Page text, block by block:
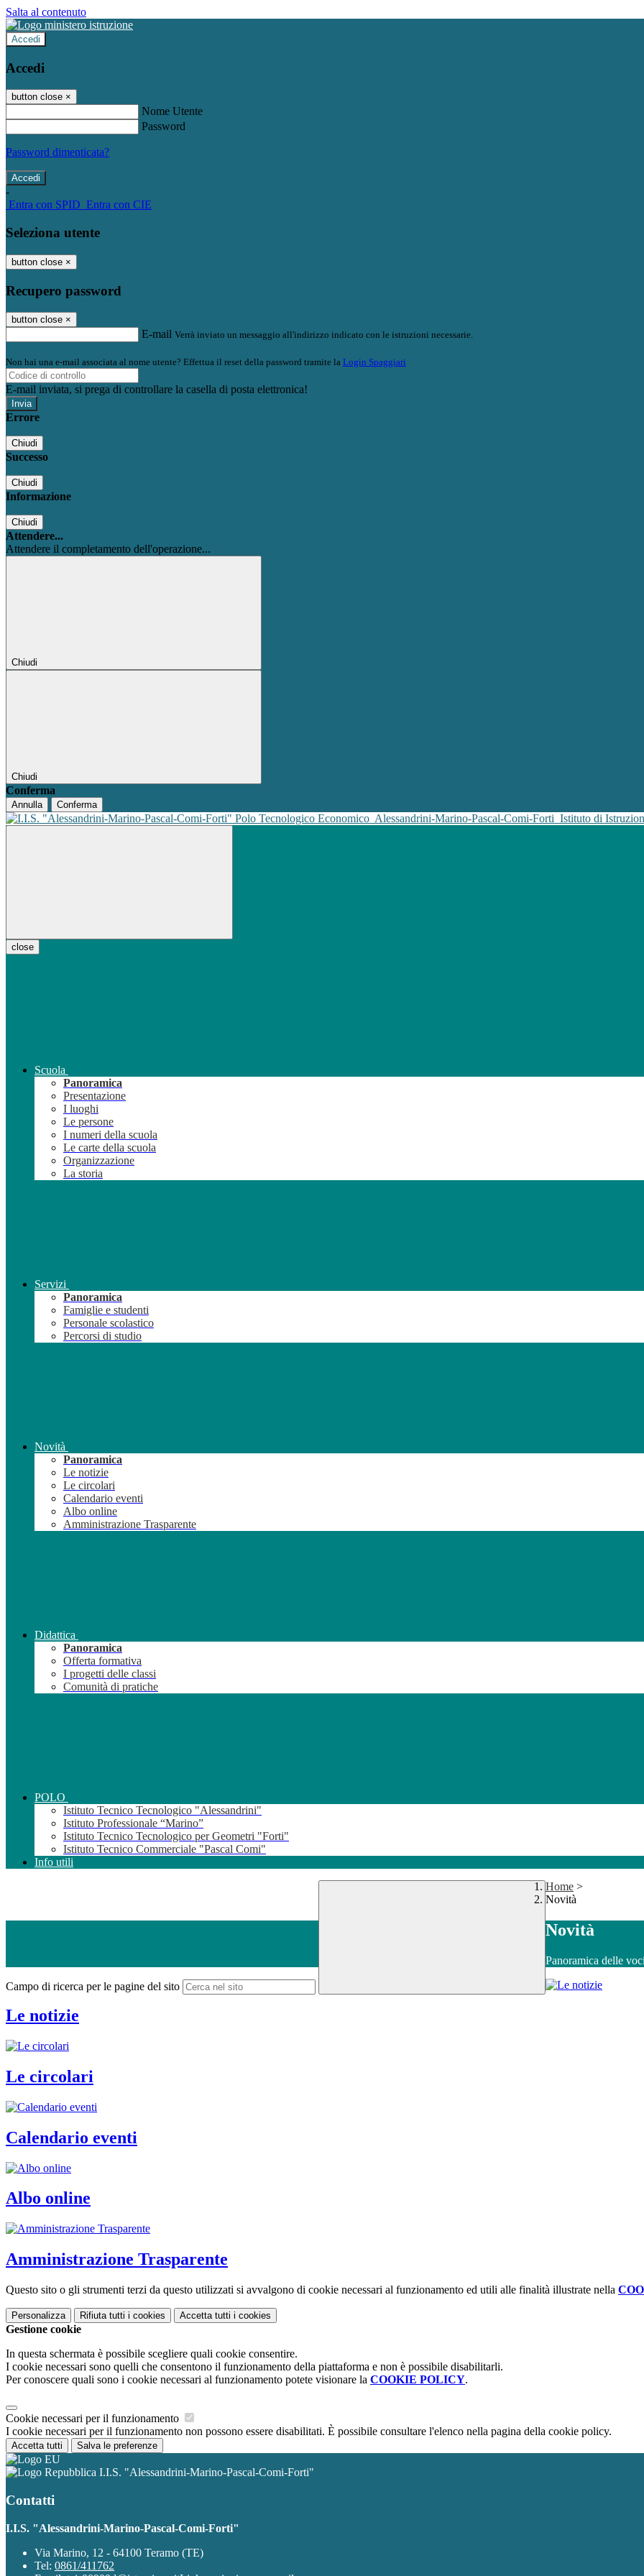
Salta al contenuto
Accedi
Accedi
button close ×
Nome Utente
Password
Password dimenticata?
-
Entra con SPID Entra con CIE
Seleziona utente
button close ×
Recupero password
button close ×
E-mail Verrà inviato un messaggio all'indirizzo indicato con le istruzioni necessarie.
Non hai una e-mail associata al nome utente? Effettua il reset della password tramite la Login Spaggiari
E-mail inviata, si prega di controllare la casella di posta elettronica!
Errore
Chiudi
Successo
Chiudi
Informazione
Chiudi
Attendere...
Attendere il completamento dell'operazione...
Chiudi
Chiudi
Conferma
Annulla Conferma
Polo Tecnologico Economico Alessandrini-Marino-Pascal-Comi-Forti Istituto di
close
Scuola
Panoramica
Presentazione
I luoghi
Le persone
I numeri della scuola
Le carte della scuola
Organizzazione
La storia
Servizi
Panoramica
Famiglie e studenti
Personale scolastico
Percorsi di studio
Novità
Panoramica
Le notizie
Le circolari
Calendario eventi
Albo online
Amministrazione Trasparente
Didattica
Panoramica
Offerta formativa
I progetti delle classi
Comunità di pratiche
POLO
Istituto Tecnico Tecnologico "Alessandrini"
Istituto Professionale “Marino”
Istituto Tecnico Tecnologico per Geometri "Forti"
Istituto Tecnico Commerciale "Pascal Comi"
Info utili
Campo di ricerca per le pagine del sito
Home >
Novità
Novità
Panoramica delle
Le notizie
Le circolari
Calendario eventi
Albo online
Amministrazione Trasparente
Questo sito o gli strumenti terzi da questo utilizzati si avvalgono di cookie necessari al funzionamento ed utili alle finalità illustrate nella
Personalizza Rifiuta tutti i cookies Accetta tutti i cookies
Gestione cookie
In questa schermata è possibile scegliere quali cookie consentire.
I cookie necessari sono quelli che consentono il funzionamento della piattaforma e non è possibile disabilitarli.
Per conoscere quali sono i cookie necessari al funzionamento potete visionare la COOKIE POLICY.
Cookie necessari per il funzionamento
I cookie necessari per il funzionamento non possono essere disabilitati. È possibile consultare l'elenco nella pagina della cookie policy.
Accetta tutti Salva le preferenze
I.I.S. "Alessandrini-Marino-Pascal-Comi-Forti"
Contatti
I.I.S. "Alessandrini-Marino-Pascal-Comi-Forti"
Via Marino, 12 - 64100 Teramo (TE)
Tel: 0861/411762